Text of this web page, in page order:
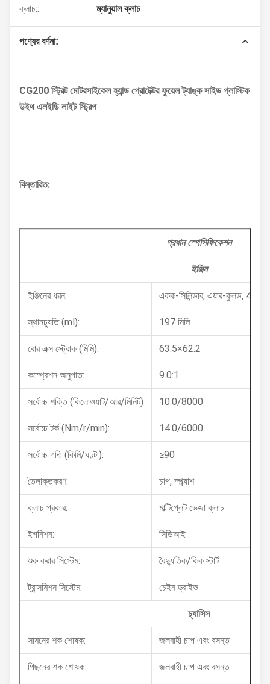
ক্লাচ::
ম্যানুয়াল ক্লাচ
পণ্যের বর্ণনা:
CG200 স্ট্রিট মোটরসাইকেল হ্যান্ড প্রোটেক্টর ফুয়েল ট্যাঙ্ক সাইড প্লাস্টিক
উইথ এলইডি লাইট স্ট্রিপ
বিস্তারিত:
প্রধান স্পেসিফিকেশন
ইঞ্জিন
ইঞ্জিনের ধরন: একক-সিলিন্ডার, এয়ার-কুলড, 4-
স্থানচ্যুতি (ml): 197 মিলি
বোর এক্স স্ট্রোক (মিমি): 63.5×62.2
কম্প্রেশন অনুপাত: 9.0:1
সর্বোচ্চ শক্তি (কিলোওয়াট/আর/মিনিট) 10.0/8000
সর্বোচ্চ টর্ক (Nm/r/min): 14.0/6000
সর্বোচ্চ গতি (কিমি/ঘণ্টা): ≥90
তৈলাক্তকরণ: চাপ, স্প্ল্যাশ
ক্লাচ প্রকার: মাল্টিপ্লেট ভেজা ক্লাচ
ইগনিশন: সিডিআই
শুরু করার সিস্টেম: বৈদ্যুতিক/কিক স্টার্ট
ট্রান্সমিশন সিস্টেম: চেইন ড্রাইভ
চ্যাসিস
সামনের শক শোষক: জলবাহী চাপ এবং বসন্ত
পিছনের শক শোষক: জলবাহী চাপ এবং বসন্ত